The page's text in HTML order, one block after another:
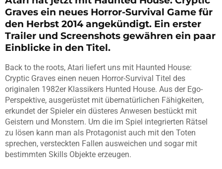
Graves ein neues Horror-Survival Game für
den Herbst 2014 angekündigt. Ein erster
Trailer und Screenshots gewähren ein paar
Einblicke in den Titel.
Back to the roots, Atari liefert uns mit Haunted House:
Cryptic Graves einen neuen Horror-Survival Titel des
originalen 1982er Klassikers Hunted House. Aus der Ego-
Perspektive, ausgerüstet mit übernatürlichen Fähigkeiten,
erkundet der Spieler ein düsteres Anwesen bestückt mit
Geistern und Monstern. Um die im Spiel integrierten Rätsel
zu lösen kann man als Protagonist auch mit den Toten
sprechen, versteckten Fallen ausweichen und sogar mit
bestimmten Skills Objekte erzeugen.